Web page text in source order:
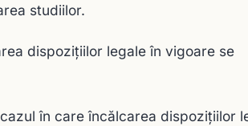
studiilor.
dispoziţiilor legale în vigoare se
în care încălcarea dispoziţiilor